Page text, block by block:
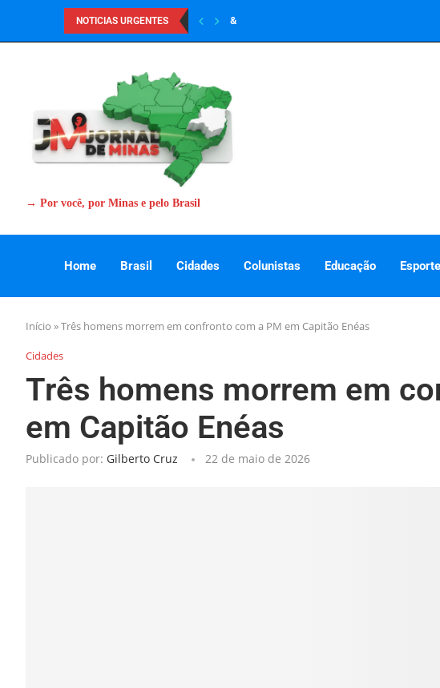
NOTICIAS URGENTES &
→ Por você, por Minas e pelo Brasil
Home Brasil Cidades Colunistas Educação
Início »Três homens morrem em confronto com a PM em Capitão Enéas
Cidades
Três homens morrem em
em Capitão Enéas
Publicado por: Gilberto Cruz 22 de maio de 2026